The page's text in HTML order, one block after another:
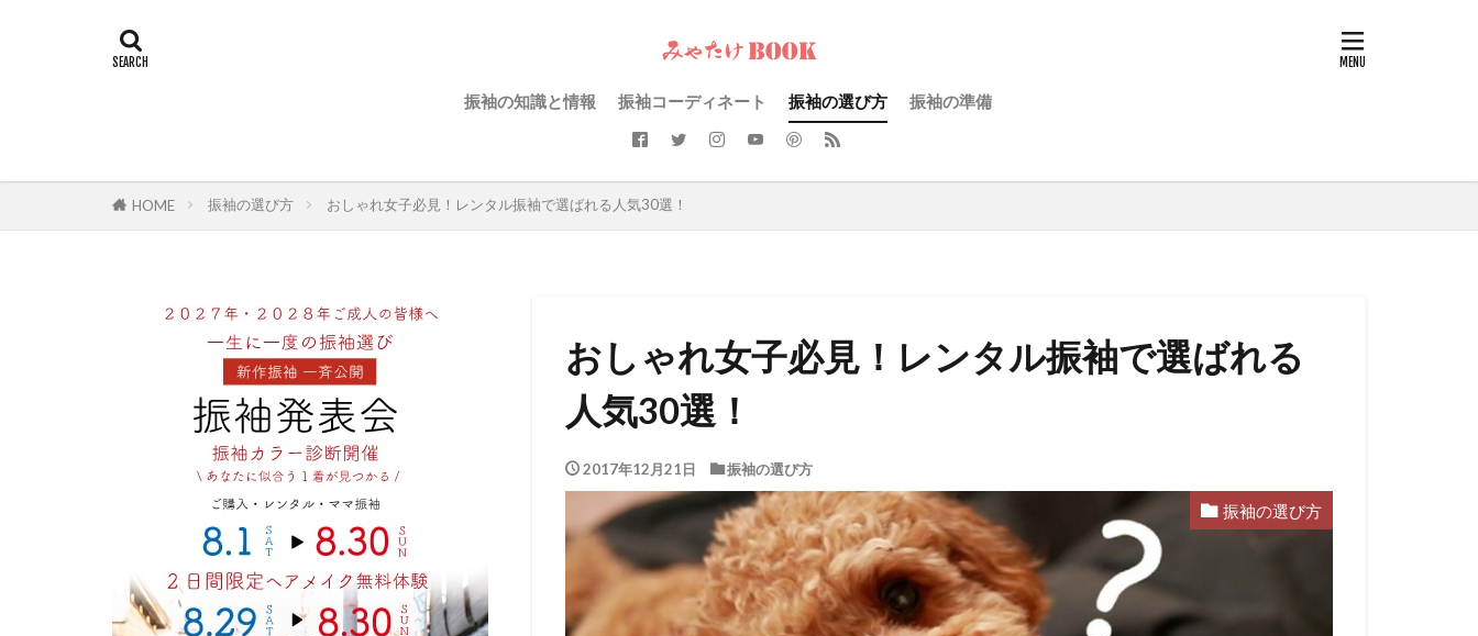
振袖の知識と情報 振袖コーディネート 振袖の選び方 振袖の準備
HOME 振袖の選び方 おしゃれ女子必見！レンタル振袖で選ばれる人気30選！
おしゃれ女子必見！レンタル振袖で選ばれる
人気30選！
2017年12月21日 振袖の選び方
振袖の選び方